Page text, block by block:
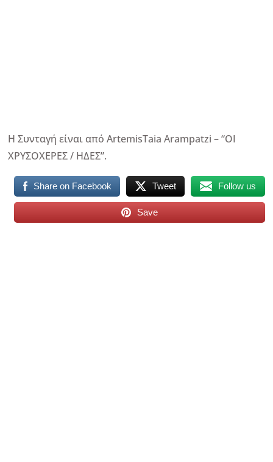
Η Συνταγή είναι από ArtemisTaia Arampatzi – “ΟΙ
ΧΡΥΣΟΧΕΡΕΣ / ΗΔΕΣ”.
Share on Facebook Tweet Follow us
Save